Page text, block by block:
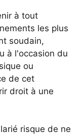
à tout
les plus
soudain,
à l'occasion du
ou
de cet
droit à une
risque de ne